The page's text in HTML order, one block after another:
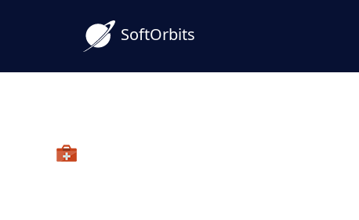
SoftOrbits